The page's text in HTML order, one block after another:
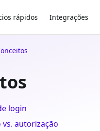
rápidos Integrações
login
autorização